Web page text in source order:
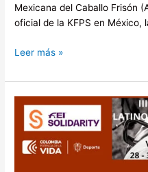
Mexicana del Caballo Frisón
oficial de la KFPS en México,
Leer más »
Fórum
Latinoamericano